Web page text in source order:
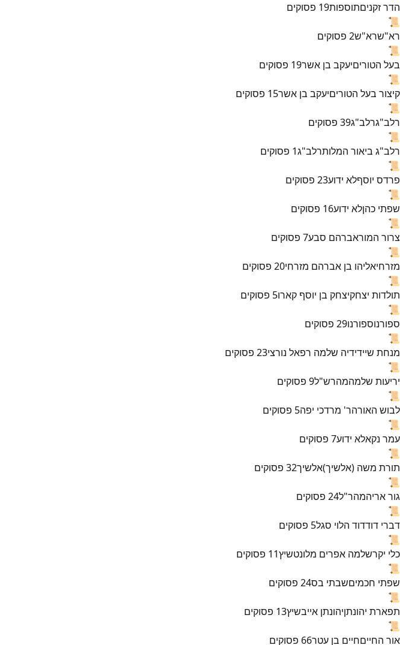
הדר זקניםתוספות19 פסוקים
📜
רא"שרא"ש2 פסוקים
📜
בעל הטוריםיעקב בן אשר19 פסוקים
📜
קיצור בעל הטוריםיעקב בן אשר15 פסוקים
📜
רלב"גרלב"ג39 פסוקים
📜
רלב"ג ביאור המלותרלב"ג1 פסוקים
📜
פרדס יוסףלא ידוע23 פסוקים
📜
שפתי כהןלא ידוע16 פסוקים
📜
צרור המוראברהם סבע7 פסוקים
📜
מזרחיאליהו בן אברהם מזרחי20 פסוקים
📜
תולדות יצחקיצחק בן יוסף קארו5 פסוקים
📜
ספורנוספורנו29 פסוקים
📜
מנחת שיידידיה שלמה רפאל נורצי23 פסוקים
📜
יריעות שלמהמהרש"ל9 פסוקים
📜
לבוש האורהר' מרדכי יפה5 פסוקים
📜
עמר נקאלא ידוע7 פסוקים
📜
תורת משה (אלשיך)אלשיך32 פסוקים
📜
גור אריהמהר"ל24 פסוקים
📜
דברי דודדוד הלוי סגל5 פסוקים
📜
כלי יקרשלמה אפרים מלונטשיץ11 פסוקים
📜
שפתי חכמיםשבתי בס24 פסוקים
📜
תפארת יהונתןיהונתן אייבשיץ13 פסוקים
📜
אור החייםחיים בן עטר66 פסוקים